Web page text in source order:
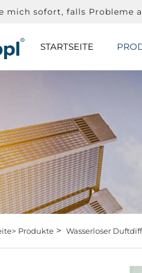
mich sofort, falls Probleme
STARTSEITE
Produkte> Wasserloser